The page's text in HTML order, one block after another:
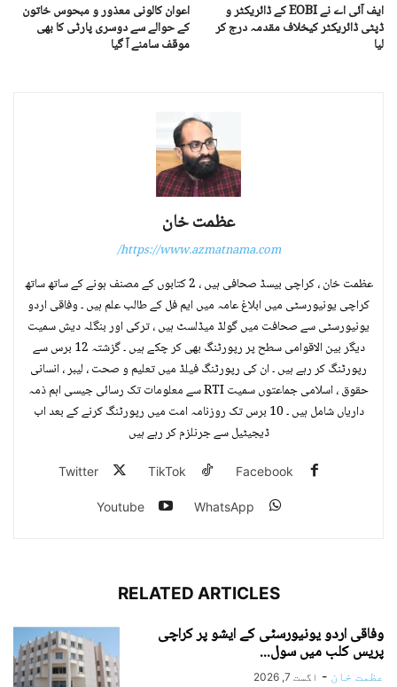
اعوان کالونی معذور و مبحوس خاتون
کے حوالے سے دوسری پارٹی کا بھی
موقف سامنے آ گیا
ایف آئی اے نے EOBI کے ڈائریکٹر و
ڈپٹی ڈائریکٹر کیخلاف مقدمہ درج کر
لیا
عظمت خان
https://www.azmatnama.com/
عظمت خان ، کراچی بیسڈ صحافی ہیں ، 2 کتابوں کے مصنف ہونے کے ساتھ ساتھ
کراچی یونیورسٹی میں ابلاغ عامہ میں ایم فل کے طالب علم ہیں ۔ وفاقی اردو
یونیورسٹی سے صحافت میں گولڈ میڈلسٹ ہیں ، ترکی اور بنگلہ دیش سمیت
دیگر بین الاقوامی سطح پر رپورٹنگ بھی کر چکے ہیں ۔ گزشتہ 12 برس سے
رپورٹنگ کر رہے ہیں ۔ ان کی رپورٹنگ فیلڈ میں تعلیم و صحت ، لیبر ، انسانی
حقوق ، اسلامی جماعتوں سمیت RTI سے معلومات تک رسائی جیسی اہم ذمہ
داریاں شامل ہیں ۔ 10 برس تک روزنامہ امت میں رپورٹنگ کرنے کے بعد اب
ڈیجیٹیل سے جرنلزم کر رہے ہیں
Facebook
TikTok
Twitter
WhatsApp
Youtube
RELATED ARTICLES
وفاقی اردو یونیورسٹی کے ایشو پر کراچی
پریس کلب میں سول...
عظمت خان - اگست 7, 2026